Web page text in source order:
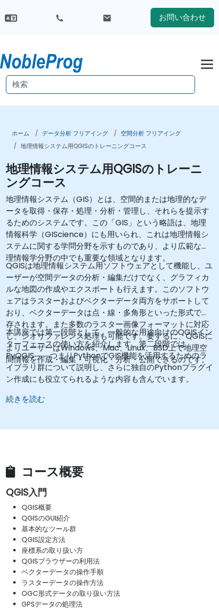
お問い合わせ
ホーム データ分析 フリアイング
空間分析 フリアイング
地理情報システム用QGISのトレーニングコース
地理情報システム用QGISのトレーニ
ングコース
地理情報システム（GIS）とは、空間的または地理的なデ
ータを取得・保存・処理・分析・管理し、それらを提示す
るためのシステムです。この「GIS」という略語は、地理
情報科学（GIScience）にも用いられ、これは地理情報シ
ステムに関する学問分野を示すものであり、より広範な地
理情報学分野の中でも重要な領域となります。
QGISは地理情報システム用ソフトウェアとして機能し、ユ
ーザーが空間データの分析・編集だけでなく、グラフィカ
ルな地図の作成やエクスポートも行えます。このソフトウ
ェアはラスターおよびベクターデータ両方をサポートして
おり、ベクターデータは点・線・多角形といった形式で保
存されます。また多数のラスター画像フォーマットに対応
し、ジオリファレンス処理も可能です。要するに、QGISに
よりユーザーはWindows、Mac、Linux、BSD上で地理空
間情報を作成・編集・可視化・分析・公開できるのです。
本講座では第一段階として、一般的な用途向けのQGISイン
ターフェースの使い方を紹介します。第二段階では
PyQGIS――つまりPythonでGIS機能を活用するためのラ
イブラリ群について説明し、さらに独自のPythonプラグイ
ン作成にも役立てられるような内容も含んでいます。
続きを読む
コース概要
QGIS入門
QGIS概要
QGISのGUI紹介
基本的なツール群
QGIS設定方法
座標系の取り扱い方
QGISブラウザーの利用法
ベクターデータの操作手順
ラスターデータの操作方法
OGC形式データの取り扱い方法
GPSデータの処理法